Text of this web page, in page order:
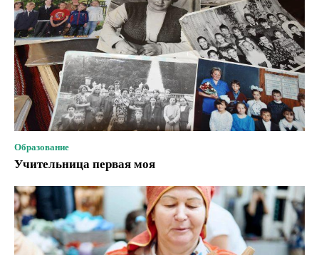
Образование
Учительница первая моя